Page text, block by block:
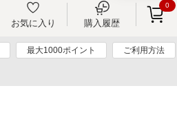
お気に入り 購入履歴
0
最大1000ポイント ご利用方法